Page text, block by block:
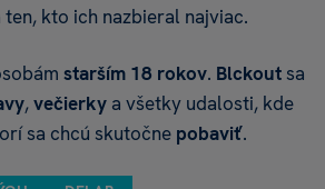
ten, kto ich nazbieral najviac.
starším 18 rokov. Blckout sa
,večierky a všetky udalosti, kde
sa chcú skutočne pobaviť.